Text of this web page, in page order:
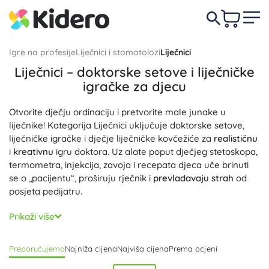
Igre na profesijeLiječnici i stomatoloziLiječnici
Liječnici – doktorske setove i liječničke
igračke za djecu
Otvorite dječju ordinaciju i pretvorite male junake u
liječnike! Kategorija Liječnici uključuje doktorske setove,
liječničke igračke i dječje liječničke kovčežiće za realističnu
i kreativnu igru doktora. Uz alate poput dječjeg stetoskopa,
termometra, injekcija, zavoja i recepata djeca uče brinuti
se o „pacijentu“, proširuju rječnik i prevladavaju strah od
posjeta pedijatru.
Birajte između drvenih i plastičnih doktorskih oprema:
kostim i liječnički ogrtač, dječji stetoskop, otoskop,
medicinske dodatke. Dječji liječnički kovčežić drži potrebne
stvari na okupu i olakšava prenošenje. Igranje uloga
Prikaži više
PreporučujemoNajniža cijenaNajviša cijenaPrema ocjeni